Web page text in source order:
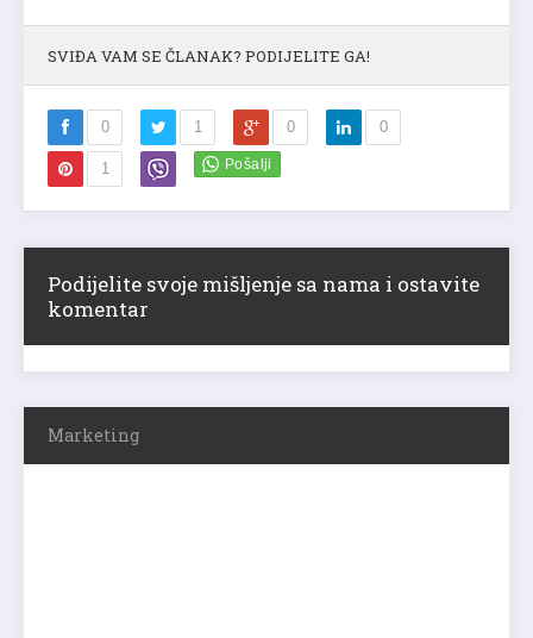
SVIĐA VAM SE ČLANAK? PODIJELITE GA!
0 1 0 0
1
Podijelite svoje mišljenje sa nama i ostavite
komentar
Marketing